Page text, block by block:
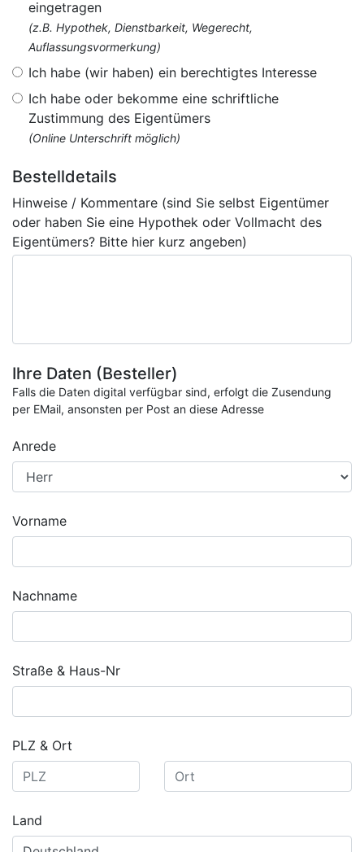
eingetragen
(z.B. Hypothek, Dienstbarkeit, Wegerecht,
Auflassungsvormerkung)
Ich habe (wir haben) ein berechtigtes Interesse
Ich habe oder bekomme eine schriftliche
Zustimmung des Eigentümers
(Online Unterschrift möglich)
Bestelldetails
Hinweise / Kommentare (sind Sie selbst Eigentümer
oder haben Sie eine Hypothek oder Vollmacht des
Eigentümers? Bitte hier kurz angeben)
Ihre Daten (Besteller)
Falls die Daten digital verfügbar sind, erfolgt die Zusendung
per EMail, ansonsten per Post an diese Adresse
Anrede
Vorname
Nachname
Straße & Haus-Nr
PLZ & Ort
Land